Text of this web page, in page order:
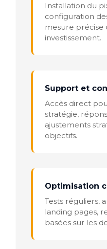
Installation du
configuration
mesure précise
investissement.
Support et
Accès direct
stratégie,
ajustements
objectifs.
Optimisation
Tests réguliers,
landing pages,
basées sur les